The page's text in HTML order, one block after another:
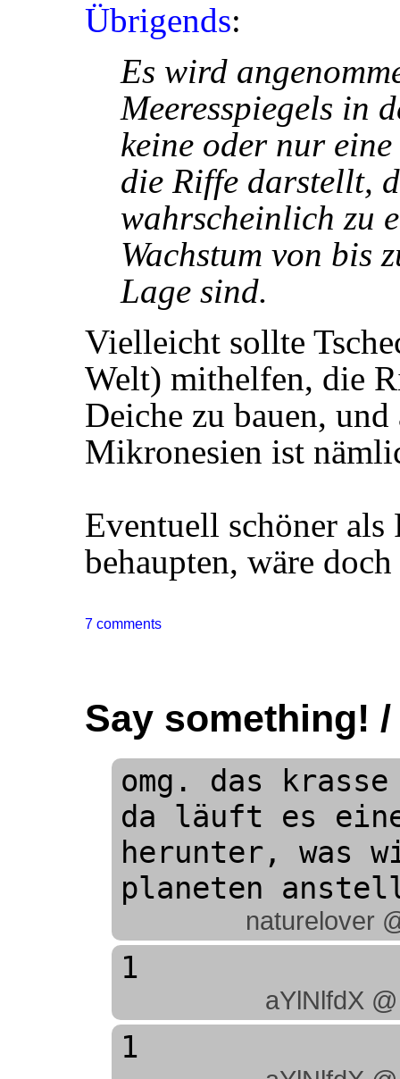
Übrigends:
Es wird
Meeresspiegels in
keine oder nur
die Riffe darstellt,
wahrscheinlich zu
Wachstum von bis
Lage sind.
Vielleicht sollte
Welt) mithelfen, die
Deiche zu bauen,
Mikronesien ist
Eventuell schöner als
behaupten, wäre
7 comments
Say something!
omg. das
da läuft es
herunter, was
planeten
naturelover
1
aYlNlfdX
1